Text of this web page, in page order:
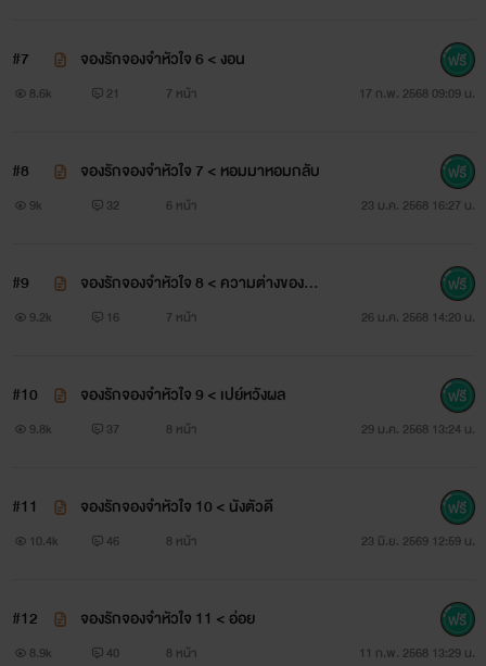
#7 จองรักจองจำหัวใจ 6 < งอน
8.6k 21 7 หน้า 17 ก.พ. 2568 09:09 น.
#8 จองรักจองจำหัวใจ 7 < หอมมาหอมกลับ
9k 32 6 หน้า 23 ม.ค. 2568 16:27 น.
#9
จองรักจองจำหัวใจ 8 < ความต่างของคู่แ
ฝด
9.2k 16 7 หน้า 26 ม.ค. 2568 14:20 น.
#10 จองรักจองจำหัวใจ 9 < เปย์หวังผล
9.8k 37 8 หน้า 29 ม.ค. 2568 13:24 น.
#11 จองรักจองจำหัวใจ 10 < นังตัวดี
10.4k 46 8 หน้า 23 มิ.ย. 2569 12:59 น.
#12 จองรักจองจำหัวใจ 11 < อ่อย
8.9k 40 8 หน้า 11 ก.พ. 2568 13:29 น.